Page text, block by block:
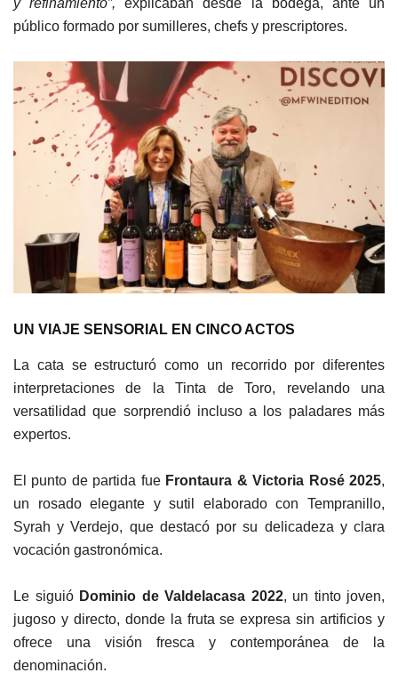
y refinamiento”, explicaban desde la bodega, ante un
público formado por sumilleres, chefs y prescriptores.
UN VIAJE SENSORIAL EN CINCO ACTOS
La cata se estructuró como un recorrido por diferentes
interpretaciones de la Tinta de Toro, revelando una
versatilidad que sorprendió incluso a los paladares más
expertos.
El punto de partida fue Frontaura & Victoria Rosé 2025,
un rosado elegante y sutil elaborado con Tempranillo,
Syrah y Verdejo, que destacó por su delicadeza y clara
vocación gastronómica.
Le siguió Dominio de Valdelacasa 2022, un tinto joven,
jugoso y directo, donde la fruta se expresa sin artificios y
ofrece una visión fresca y contemporánea de la
denominación.